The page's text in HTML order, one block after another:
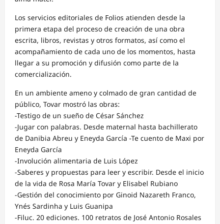
Los servicios editoriales de Folios atienden desde la
primera etapa del proceso de creación de una obra
escrita, libros, revistas y otros formatos, así como el
acompañamiento de cada uno de los momentos, hasta
llegar a su promoción y difusión como parte de la
comercialización.
En un ambiente ameno y colmado de gran cantidad de
público, Tovar mostró las obras:
-Testigo de un sueño de César Sánchez
-Jugar con palabras. Desde maternal hasta bachillerato
de Danibia Abreu y Eneyda García -Te cuento de Maxi por
Eneyda García
-Involución alimentaria de Luis López
-Saberes y propuestas para leer y escribir. Desde el inicio
de la vida de Rosa María Tovar y Elisabel Rubiano
-Gestión del conocimiento por Ginoid Nazareth Franco,
Ynés Sardinha y Luis Guanipa
-Filuc. 20 ediciones. 100 retratos de José Antonio Rosales